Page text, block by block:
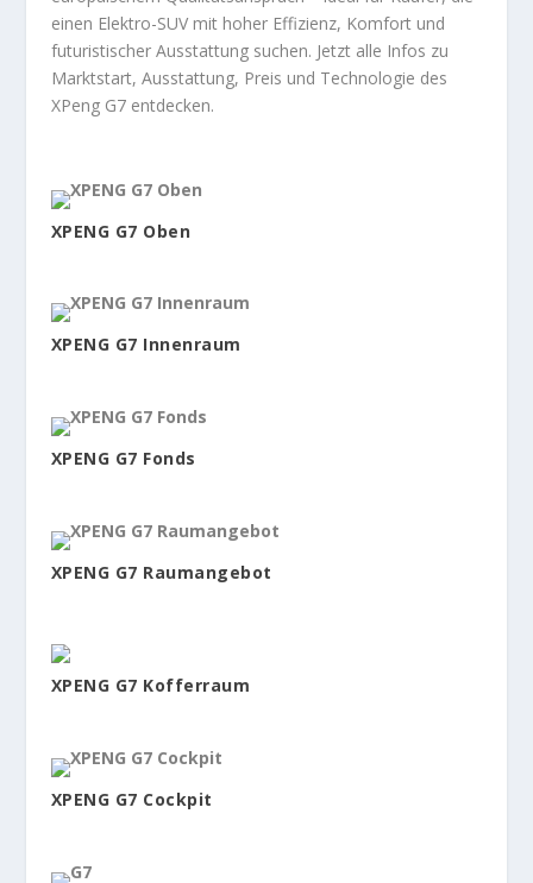
einen Elektro-SUV mit hoher Effizienz, Komfort und
futuristischer Ausstattung suchen. Jetzt alle Infos zu
Marktstart, Ausstattung, Preis und Technologie des
XPeng G7 entdecken.
XPENG G7 Oben
XPENG G7 Innenraum
XPENG G7 Fonds
XPENG G7 Raumangebot
XPENG G7 Kofferraum
XPENG G7 Cockpit